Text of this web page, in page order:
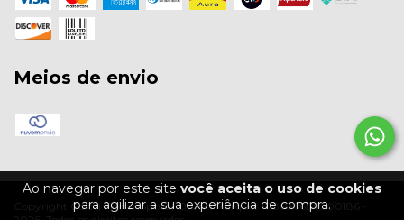
Ao navegar por este site você aceita o uso de cookies
para agilizar a sua experiência de compra.
Meios de envio
Copyright Colcci Florianópolis / Bruno Marques - 18686654000186 -